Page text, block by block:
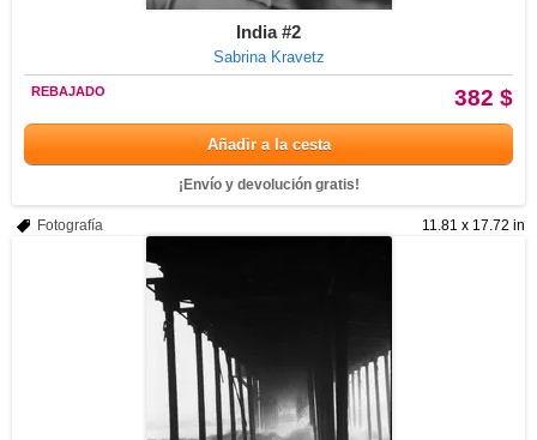
India #2
Sabrina Kravetz
382 $
REBAJADO
Añadir a la cesta
¡Envío y devolución gratis!
11.81 x 17.72 in
Fotografía